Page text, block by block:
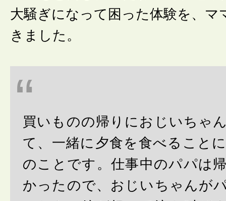
大騒ぎになって困った体験を、マ
きました。
買いものの帰りにおじいちゃ
て、一緒に夕食を食べること
のことです。仕事中のパパは
かったので、おじいちゃんが